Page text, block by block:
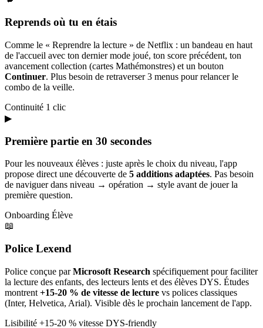
Reprends où tu en étais
Comme le « Reprendre la lecture » de Netflix : un bandeau en haut
de l'accueil avec ton dernier mode joué, ton score précédent, ton
avancement collection (cartes Mathémonstres) et un bouton
Continuer. Plus besoin de retraverser 3 menus pour relancer le
combo de la veille.
Continuité 1 clic
▶
Première partie en 30 secondes
Pour les nouveaux élèves : juste après le choix du niveau, l'app
propose direct une découverte de 5 additions adaptées. Pas besoin
de naviguer dans niveau → opération → style avant de jouer la
première question.
Onboarding Élève
📖
Police Lexend
Police conçue parMicrosoft Research spécifiquement pour faciliter
la lecture des enfants, des lecteurs lents et des élèves DYS. Études
montrent +15-20 % de vitesse de lecture vs polices classiques
(Inter, Helvetica, Arial). Visible dès le prochain lancement de l'app.
Lisibilité +15-20 % vitesse DYS-friendly